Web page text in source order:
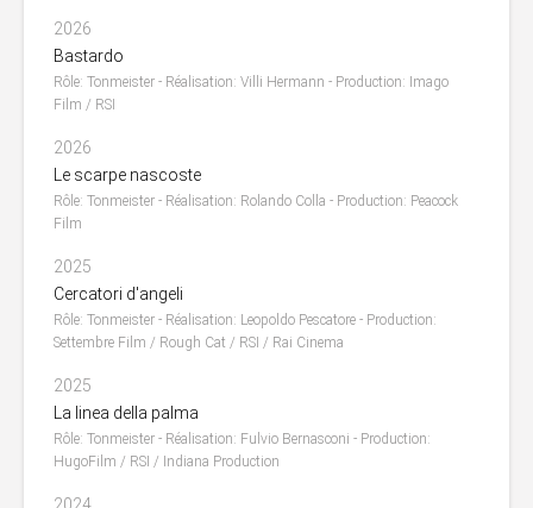
2026
Bastardo
Rôle: Tonmeister - Réalisation: Villi Hermann - Production: Imago
Film / RSI
2026
Le scarpe nascoste
Rôle: Tonmeister - Réalisation: Rolando Colla - Production: Peacock
Film
2025
Cercatori d'angeli
Rôle: Tonmeister - Réalisation: Leopoldo Pescatore - Production:
Settembre Film / Rough Cat / RSI / Rai Cinema
2025
La linea della palma
Rôle: Tonmeister - Réalisation: Fulvio Bernasconi - Production:
HugoFilm / RSI / Indiana Production